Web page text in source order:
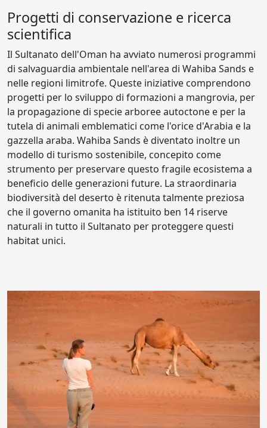
Progetti di conservazione e ricerca
scientifica
Il Sultanato dell'Oman ha avviato numerosi programmi
di salvaguardia ambientale nell'area di Wahiba Sands e
nelle regioni limitrofe. Queste iniziative comprendono
progetti per lo sviluppo di formazioni a mangrovia, per
la propagazione di specie arboree autoctone e per la
tutela di animali emblematici come l'orice d'Arabia e la
gazzella araba. Wahiba Sands è diventato inoltre un
modello di turismo sostenibile, concepito come
strumento per preservare questo fragile ecosistema a
beneficio delle generazioni future. La straordinaria
biodiversità del deserto è ritenuta talmente preziosa
che il governo omanita ha istituito ben 14 riserve
naturali in tutto il Sultanato per proteggere questi
habitat unici.